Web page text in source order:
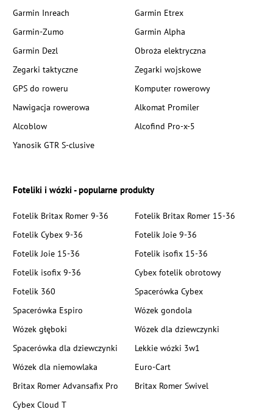
Garmin Inreach
Garmin Etrex
Garmin-Zumo
Garmin Alpha
Garmin Dezl
Obroża elektryczna
Zegarki taktyczne
Zegarki wojskowe
GPS do roweru
Komputer rowerowy
Nawigacja rowerowa
Alkomat Promiler
Alcoblow
Alcofind Pro-x-5
Yanosik GTR S-clusive
Foteliki i wózki - popularne produkty
Fotelik Britax Romer 9-36
Fotelik Britax Romer 15-36
Fotelik Cybex 9-36
Fotelik Joie 9-36
Fotelik Joie 15-36
Fotelik isofix 15-36
Fotelik isofix 9-36
Cybex fotelik obrotowy
Fotelik 360
Spacerówka Cybex
Spacerówka Espiro
Wózek gondola
Wózek głęboki
Wózek dla dziewczynki
Spacerówka dla dziewczynki
Lekkie wózki 3w1
Wózek dla niemowlaka
Euro-Cart
Britax Romer Advansafix Pro
Britax Romer Swivel
Cybex Cloud T